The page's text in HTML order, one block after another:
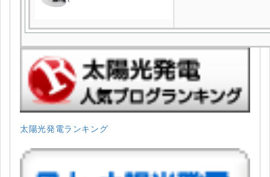
太陽光発電ランキング